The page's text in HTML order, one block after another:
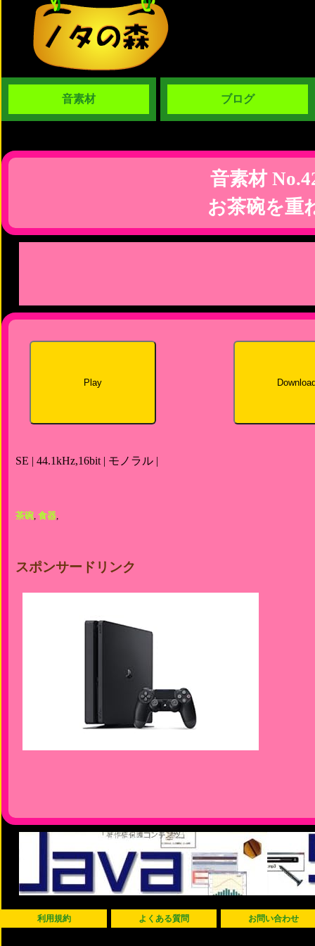
音素材 ブログ
音素材
お茶碗を重
Play
SE | 44.1kHz,16bit | モノラル |
茶碗, 食器,
スポンサードリンク
利用規約 よくある質問 お問い合わせ